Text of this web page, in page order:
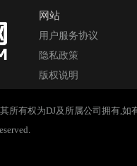
网站
用户服务协议
隐私政策
版权说明
所有权为DJ及所属公司拥有,